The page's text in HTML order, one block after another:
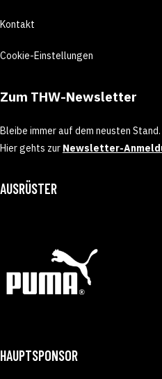
Kontakt
Cookie-Einstellungen
Zum THW-Newsletter
Bleibe immer auf dem neusten Stand.
Hier gehts zur Newsletter-
AUSRÜSTER
HAUPTSPONSOR